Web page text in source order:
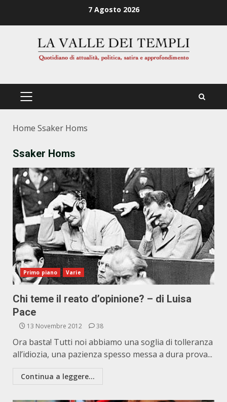
7 Agosto 2026
PRIMÄRES
Home Ssaker Homs
Ssaker Homs
Primo piano Varie
Chi teme il reato d’opinione? – di Luisa
Pace
13 Novembre 2012 38
Ora basta! Tutti noi abbiamo una soglia di tolleranza
all’idiozia, una pazienza spesso messa a dura prova...
Continua a leggere...